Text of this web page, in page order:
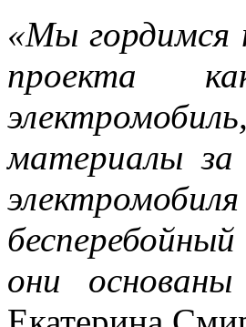
«Мы гордимся
проекта
материалы
они